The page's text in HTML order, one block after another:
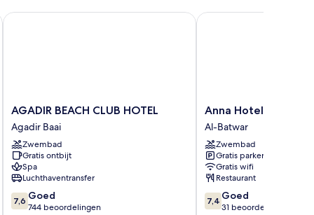
AGADIR
BEACH
CLUB
HOTEL
Agadir
Baai
AGADIR BEACH CLUB HOTEL
Agadir Baai
Zwembad
Gratis ontbijt
Spa
Luchthaventransfer
7.6
van
7,6 Goed
744 beoordelingen
AGADIR BEACH CLUB HOTEL
Anna
Hotel
Agadir
Al-
Batwar
Anna Hotel Agadir
Al-Batwar
Zwembad
Gratis parkeren
Gratis wifi
Restaurant
7.4
van
7,4 Goed
31 beoordelingen
Anna Hotel Agadir